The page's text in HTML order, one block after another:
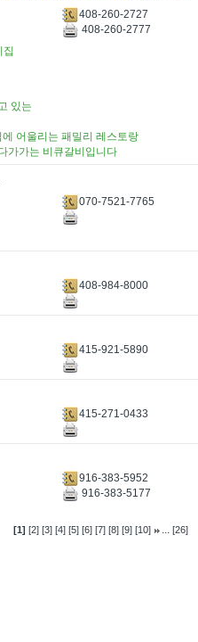
408-260-2727
408-260-2777
집
있는
어울리는 패밀리 레스토랑
가가는 비큐갈비입니다
070-7521-7765
408-984-8000
415-921-5890
415-271-0433
916-383-5952
916-383-5177
[1] [2] [3] [4] [5] [6] [7] [8] [9] [10] ...[26]